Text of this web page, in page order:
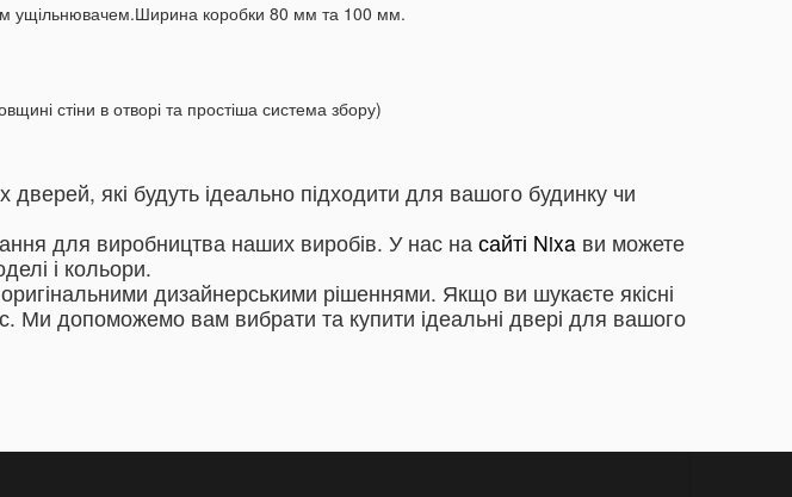
ущільнювачем.Ширина коробки 80 мм та 100 мм.
стіни в отворі та простіша система збору)
дверей, які будуть ідеально підходити для вашого будинку чи
для виробництва наших виробів. У нас на сайті Nixa ви можете
і кольори.
оригінальними дизайнерськими рішеннями. Якщо ви шукаєте якісні
Ми допоможемо вам вибрати та купити ідеальні двері для вашого